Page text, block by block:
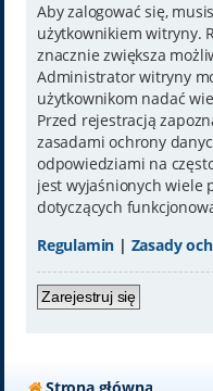
Aby zalogować się,
użytkownikiem witryny.
znacznie zwiększa
Administrator witryny
użytkownikom nadać
Przed rejestracją
zasadami ochrony
odpowiedziami na
jest wyjaśnionych wiele
dotyczących
Regulamin | Zasady
Zarejestruj się
Strona główna